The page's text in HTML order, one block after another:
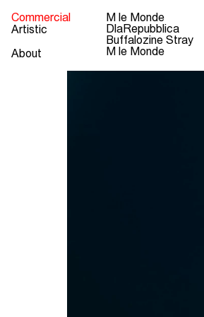
Commercial
Artistic
About
M le Monde
DlaRepubblica
Buffalozine Stray
M le Monde